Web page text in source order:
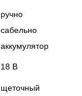
ручно
сабельно
аккумулятор
18 В
щеточный